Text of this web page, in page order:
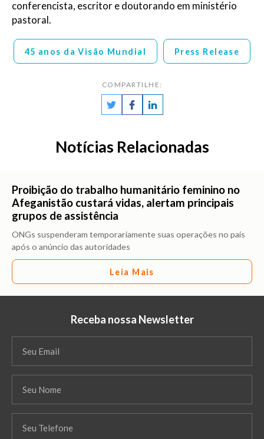
conferencista, escritor e doutorando em ministério
pastoral.
45 anos da Visão Mundial Press Release
COMPARTILHE:
Notícias Relacionadas
Proibição do trabalho humanitário feminino no
Afeganistão custará vidas, alertam principais
grupos de assistência
ONGs suspenderam temporariamente suas operações no país
após o anúncio das autoridades
Leia Mais
Receba nossa Newsletter